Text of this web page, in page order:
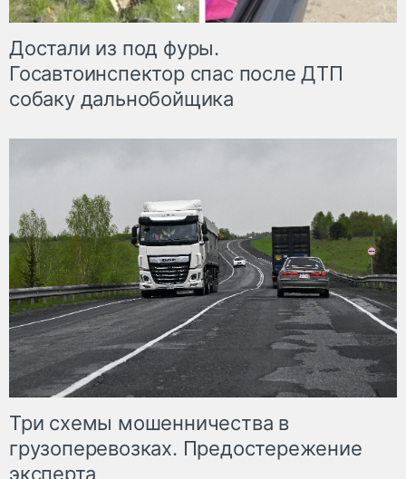
Достали из под фуры.
Госавтоинспектор спас после ДТП
собаку дальнобойщика
Три схемы мошенничества в
грузоперевозках. Предостережение
эксперта